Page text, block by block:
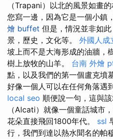
（Trapani）以北的風景如畫
您寫一邊，因為它是一個小鎮
燴 buffet 但是，情況並非如
景，歷史，文化等。 外國人成
坡上而不是大海形成的油牆，
樹上放牧的山羊。 台南 外燴
點，以及我們的第一個盧克墳
好像一個人可以在任何角落遇
local seo 順便說一句，這與
（Alcati）就像一個童話城市
花朵直接飛回1800年代。 ssl
行，我們到達以熱水聞名的帕